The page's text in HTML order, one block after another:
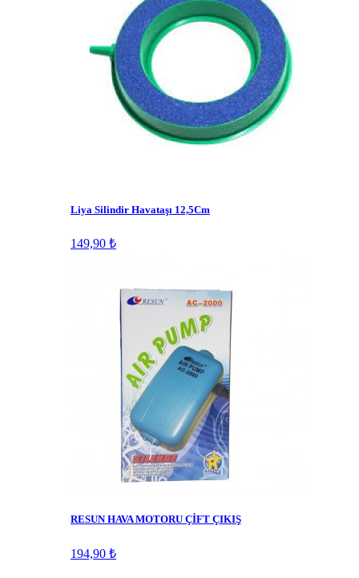
Liya Silindir Havataşı 12,5Cm
149,90 ₺
RESUN HAVA MOTORU ÇİFT ÇIKIŞ
194,90 ₺